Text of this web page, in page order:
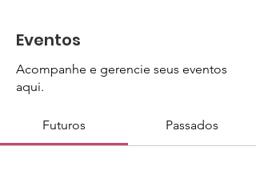
Eventos
Acompanhe e gerencie seus eventos
aqui.
Futuros Passados